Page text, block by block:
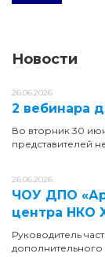
Новости
26.06.2026
2 вебинара
Во вторник 30
представителей
26.06.2026
ЧОУ ДПО
центра НКО
Руководитель